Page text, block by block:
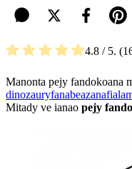
4.8 / 5.
Manonta pejy fandokoana
dinozauryfanabeazana
Mitady ve ianao pejy